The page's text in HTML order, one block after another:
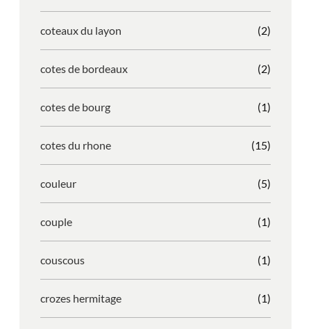
coteaux du layon (2)
cotes de bordeaux (2)
cotes de bourg (1)
cotes du rhone (15)
couleur (5)
couple (1)
couscous (1)
crozes hermitage (1)